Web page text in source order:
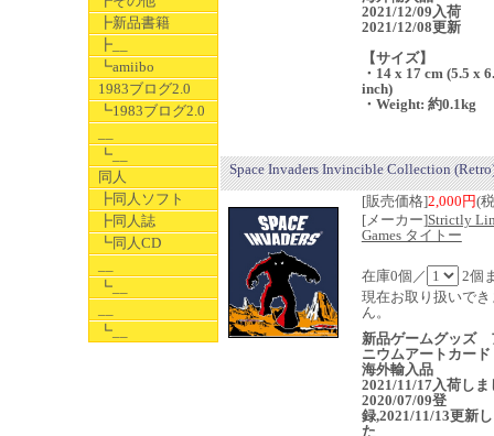
┣新品書籍
┣__
┗amiibo
1983ブログ2.0
┗1983ブログ2.0
┗__
同人
┣同人ソフト
┣同人誌
┗同人CD
┗__
┗__
2021/12/09入荷
2021/12/08更新
【サイズ】
・14 x 17 cm (5.5 x
inch)
・Weight: 約0.1kg
Space Invaders Invincible Collection
[販売価格]2,000円(
[メーカー]Strictly
Games タイトー
在庫0個／
2個
現在お取り扱いでき
ん。
新品ゲームグッズ
ニウムアートカード
海外輸入品
2021/11/17入荷しま
2020/07/09登
録,2021/11/13更新
た